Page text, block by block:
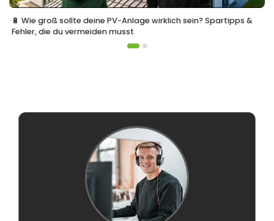
🔋 Wie groß sollte deine PV-Anlage wirklich sein? Spartipps &
Fehler, die du vermeiden musst